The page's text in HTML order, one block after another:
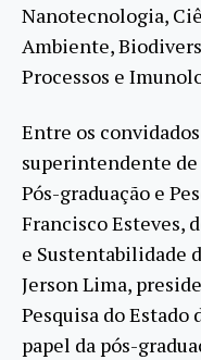
Nanotecnologia,
Ambiente,
Processos e
Entre os
superintendente
Pós-graduação e
Francisco Esteves,
e Sustentabilidade
Jerson Lima,
Pesquisa do Estado
papel da pós-